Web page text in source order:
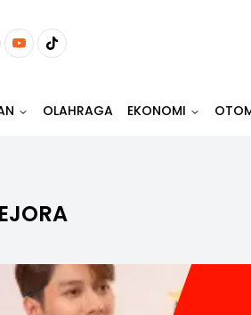
OLAHRAGA EKONOMI